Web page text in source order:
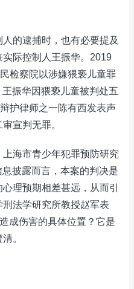
的逮捕时，也有必要提及
际控制人王振华。2019
检察院以涉嫌猥亵儿童罪
振华因猥亵儿童被判处五
护律师之一陈有西发表声
宣判无罪。
海市青少年犯罪预防研究
披露而言，本案的判决是
理预期相差甚远，从而引
法学研究所教授赵军表
成伤害的具体位置？它是
。